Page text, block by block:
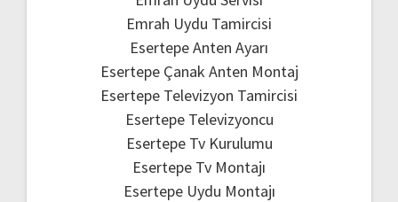
Emrah Uydu Tamircisi
Esertepe Anten Ayarı
Esertepe Çanak Anten Montaj
Esertepe Televizyon Tamircisi
Esertepe Televizyoncu
Esertepe Tv Kurulumu
Esertepe Tv Montajı
Esertepe Uydu Montajı